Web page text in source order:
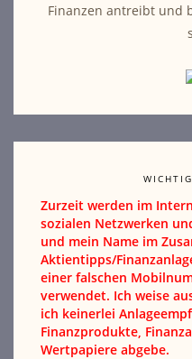
Finanzen antreibt und
Zurzeit werden im
sozialen Netzwerken
und mein Name im
Aktientipps/
einer falschen
verwendet. Ich weise
ich keinerlei
Finanzprodukte,
Wertpapiere abgebe.